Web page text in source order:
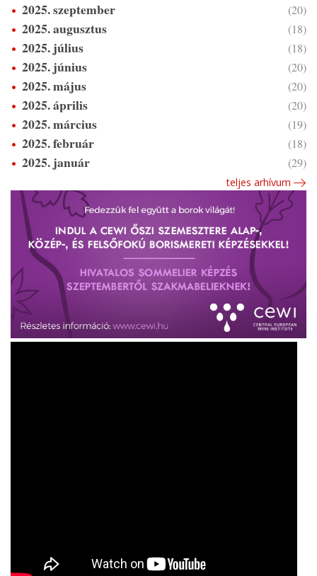
2025. szeptember (20)
2025. augusztus (18)
2025. július (18)
2025. június (20)
2025. május (20)
2025. április (20)
2025. március (19)
2025. február (18)
2025. január (29)
teljes arhívum